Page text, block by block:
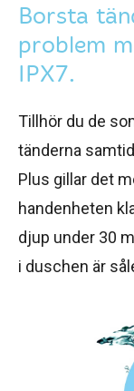
Borsta
problem
IPX7.
Tillhör du de
tänderna
Plus gillar det
handenheten
djup under 30
i duschen är